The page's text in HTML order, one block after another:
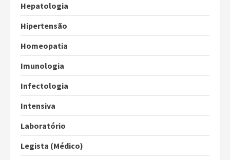
Hepatologia
Hipertensão
Homeopatia
Imunologia
Infectologia
Intensiva
Laboratório
Legista (Médico)